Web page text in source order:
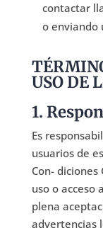
contactar
o enviando
USO DE
1.
Es
usuarios de
Con-
uso o acceso
plena
advertencias